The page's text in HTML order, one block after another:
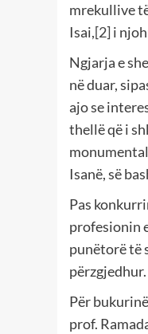
mrekullive
Isai,[2]i
Ngjarja e
në duar,
ajo se
thellë që i
Isanë, së
Pas
profesionin
punëtorë të
përzgjedhur.
Për
prof.